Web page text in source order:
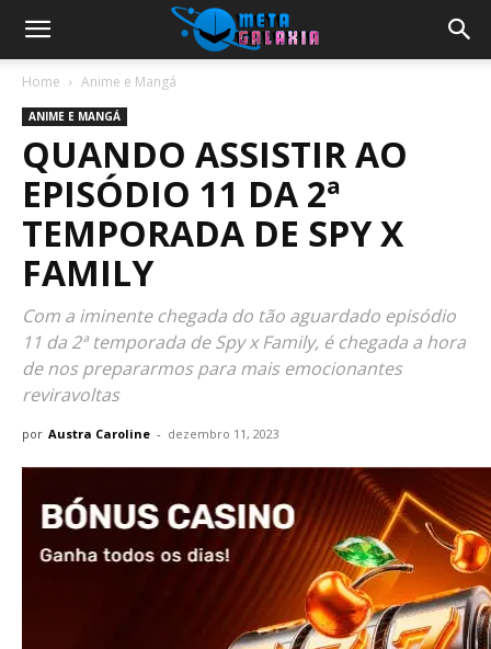
Home Anime e Mangá
ANIME E MANGÁ
QUANDO ASSISTIR AO
EPISÓDIO 11 DA 2ª
TEMPORADA DE SPY X
FAMILY
Com a iminente chegada do tão aguardado episódio
11 da 2ª temporada de Spy x Family, é chegada a hora
de nos prepararmos para mais emocionantes
reviravoltas
por Austra Caroline - dezembro 11, 2023